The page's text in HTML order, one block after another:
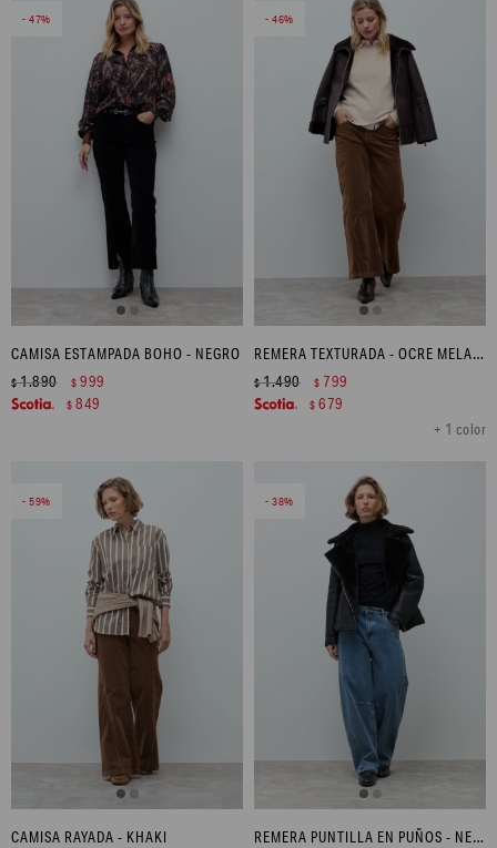
47
CAMISA ESTAMPADA BOHO - NEGRO
$1.890 $ 999
$ 849
46
REMERA TEXTURADA - OCRE MELANGE
+ 1 color
$1.490 $ 799
$ 679
59
CAMISA RAYADA - KHAKI
38
REMERA PUNTILLA EN PUÑOS - NEGRO